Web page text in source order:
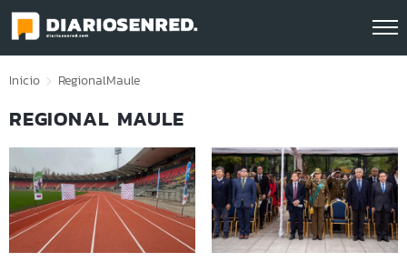
Click acá para ir directamente al contenido
Inicio RegionalMaule
REGIONAL MAULE